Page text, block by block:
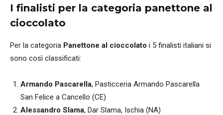
I finalisti per la categoria panettone al
cioccolato
Per la categoria Panettone al cioccolato i 5 finalisti italiani si
sono così classificati:
Armando Pascarella, Pasticceria Armando Pascarella
San Felice a Cancello (CE)
Alessandro Slama, Dar Slama, Ischia (NA)